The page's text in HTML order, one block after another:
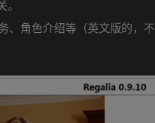
角色介绍等（英文版的，